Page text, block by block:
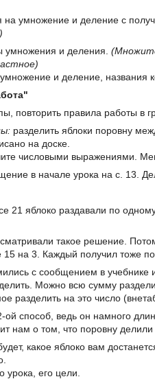
на умножение и деление с
умножения и деления.
и деление, названия
повторить правила работы в
разделить яблоки поровну
на доске.
числовыми выражениями.
в начале урока на с. 13.
21 яблоко раздавали по
такое решение.
на 3. Каждый получил тоже по
с сообщением в учебнике
Можно всю сумму
разделить на это число
ой способ, ведь он намного
нам о том, что поровну делили
какое яблоко вам
урока, его цели.